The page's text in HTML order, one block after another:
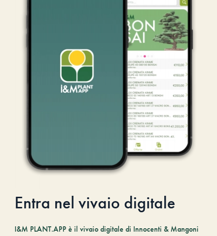
Entra nel vivaio digitale
I&M PLANT.APP è il vivaio digitale di Innocenti & Mangoni